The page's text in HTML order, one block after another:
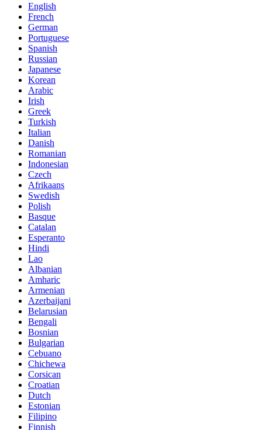
English
French
German
Portuguese
Spanish
Russian
Japanese
Korean
Arabic
Irish
Greek
Turkish
Italian
Danish
Romanian
Indonesian
Czech
Afrikaans
Swedish
Polish
Basque
Catalan
Esperanto
Hindi
Lao
Albanian
Amharic
Armenian
Azerbaijani
Belarusian
Bengali
Bosnian
Bulgarian
Cebuano
Chichewa
Corsican
Croatian
Dutch
Estonian
Filipino
Finnish